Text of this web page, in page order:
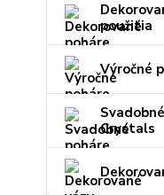
použitia
Výročné
Crystals